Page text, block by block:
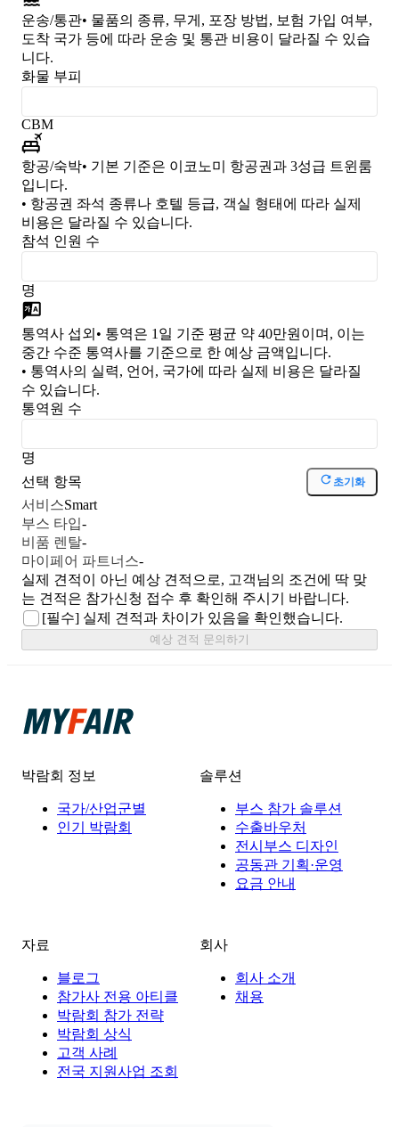
운송/통관• 물품의 종류, 무게, 포장 방법, 보험 가입 여부,
도착 국가 등에 따라 운송 및 통관 비용이 달라질 수 있습
니다.
화물 부피
CBM
항공/숙박• 기본 기준은 이코노미 항공권과 3성급 트윈룸
입니다.
• 항공권 좌석 종류나 호텔 등급, 객실 형태에 따라 실제
비용은 달라질 수 있습니다.
참석 인원 수
명
통역사 섭외 • 통역은 1일 기준 평균 약 40만원이며, 이는
중간 수준 통역사를 기준으로 한 예상 금액입니다.
• 통역사의 실력, 언어, 국가에 따라 실제 비용은 달라질
수 있습니다.
통역원 수
명
선택 항목
초기화
서비스Smart
부스 타입-
비품 렌탈-
마이페어 파트너스-
실제 견적이 아닌 예상 견적으로, 고객님의 조건에 딱 맞
는 견적은 참가신청 접수 후 확인해 주시기 바랍니다.
[필수] 실제 견적과 차이가 있음을 확인했습니다.
예상 견적 문의하기
박람회 정보
국가/산업군별
인기 박람회
솔루션
부스 참가 솔루션
수출바우처
전시부스 디자인
공동관 기획·운영
요금 안내
자료
블로그
참가사 전용 아티클
박람회 참가 전략
박람회 상식
고객 사례
전국 지원사업 조회
회사
회사 소개
채용